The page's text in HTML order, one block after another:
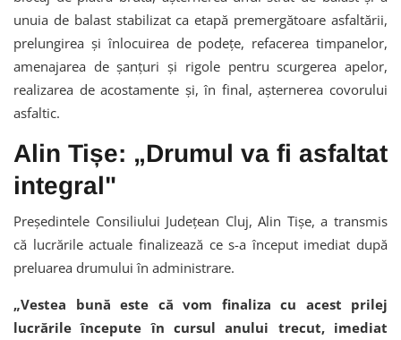
unuia de balast stabilizat ca etapă premergătoare asfaltării,
prelungirea și înlocuirea de podețe, refacerea timpanelor,
amenajarea de șanțuri și rigole pentru scurgerea apelor,
realizarea de acostamente și, în final, așternerea covorului
asfaltic.
Alin Tișe: „Drumul va fi asfaltat
integral"
Președintele Consiliului Județean Cluj, Alin Tișe, a transmis
că lucrările actuale finalizează ce s-a început imediat după
preluarea drumului în administrare.
„Vestea bună este că vom finaliza cu acest prilej
lucrările începute în cursul anului trecut, imediat